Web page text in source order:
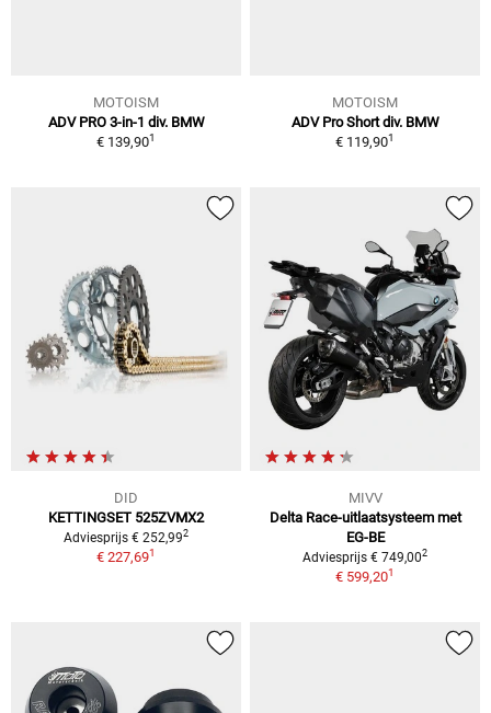
MOTOISM
ADV PRO 3-in-1 div. BMW
€ 139,901
MOTOISM
ADV Pro Short div. BMW
€ 119,901
DID
KETTINGSET 525ZVMX2
Adviesprijs € 252,992
€ 227,691
MIVV
Delta Race-uitlaatsysteem met
EG-BE
Adviesprijs € 749,002
€ 599,201